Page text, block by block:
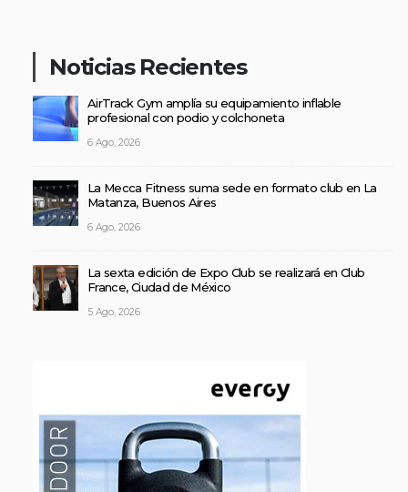
Noticias Recientes
AirTrack Gym amplía su equipamiento inflable
profesional con podio y colchoneta
6 Ago, 2026
La Mecca Fitness suma sede en formato club en La
Matanza, Buenos Aires
6 Ago, 2026
La sexta edición de Expo Club se realizará en Club
France, Ciudad de México
5 Ago, 2026